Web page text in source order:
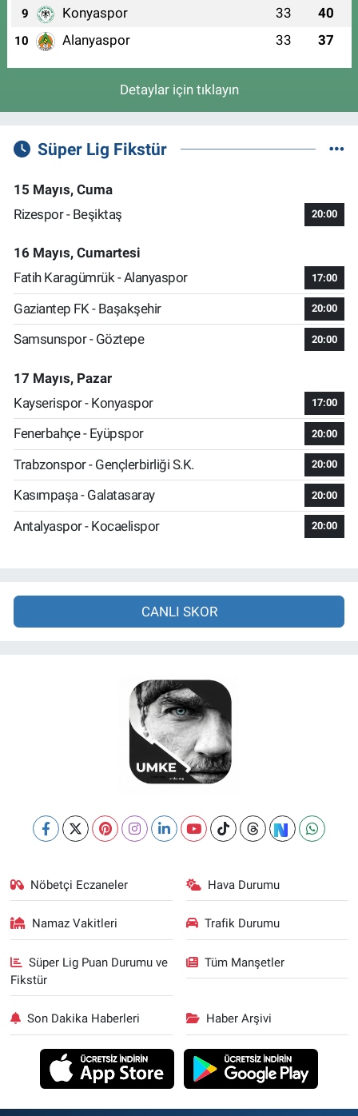
9 Konyaspor 33 40
10 Alanyaspor 33 37
Detaylar için tıklayın
Süper Lig Fikstür
15 Mayıs, Cuma
Rizespor - Beşiktaş
20:00
16 Mayıs, Cumartesi
Fatih Karagümrük - Alanyaspor
17:00
Gaziantep FK - Başakşehir 20:00
Samsunspor - Göztepe 20:00
17 Mayıs, Pazar
Kayserispor - Konyaspor
17:00
Fenerbahçe - Eyüpspor 20:00
Trabzonspor - Gençlerbirliği S.K. 20:00
Kasımpaşa - Galatasaray 20:00
Antalyaspor - Kocaelispor 20:00
CANLI SKOR
Nöbetçi Eczaneler Hava Durumu
Namaz Vakitleri Trafik Durumu
Süper Lig Puan Durumu ve
Fikstür
Tüm Manşetler
Son Dakika Haberleri Haber Arşivi